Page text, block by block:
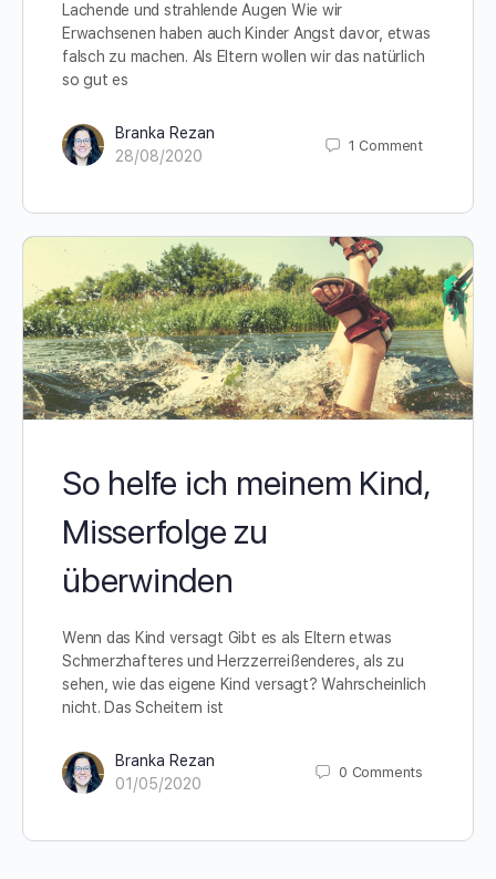
Lachende und strahlende Augen Wie wir
Erwachsenen haben auch Kinder Angst davor, etwas
falsch zu machen. Als Eltern wollen wir das natürlich
so gut es
Branka Rezan
28/08/2020
1 Comment
So helfe ich meinem Kind,
Misserfolge zu
überwinden
Wenn das Kind versagt Gibt es als Eltern etwas
Schmerzhafteres und Herzzerreißenderes, als zu
sehen, wie das eigene Kind versagt? Wahrscheinlich
nicht. Das Scheitern ist
Branka Rezan
01/05/2020
0 Comments